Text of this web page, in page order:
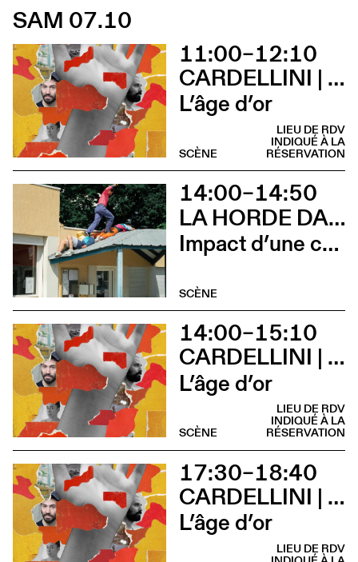
SAM 07.10
11:00–12:10
CARDELLINI | GONZALEZ
L’âge d’or
LIEU DE RDV
INDIQUÉ À LA
RÉSERVATION
SCÈNE
14:00–14:50
LA HORDE DANS LES PAVÉS
Impact d’une course x Stadium
SCÈNE
14:00–15:10
CARDELLINI | GONZALEZ
L’âge d’or
LIEU DE RDV
INDIQUÉ À LA
RÉSERVATION
SCÈNE
17:30–18:40
CARDELLINI | GONZALEZ
L’âge d’or
LIEU DE RDV